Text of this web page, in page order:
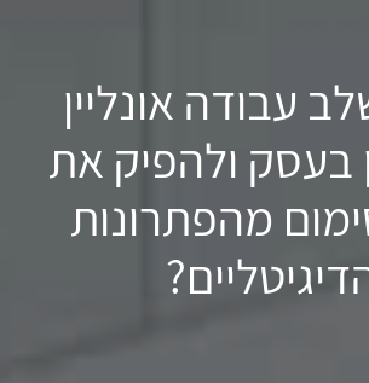
עבודה אונליין
בעסק ולהפיק את
מהפתרונות